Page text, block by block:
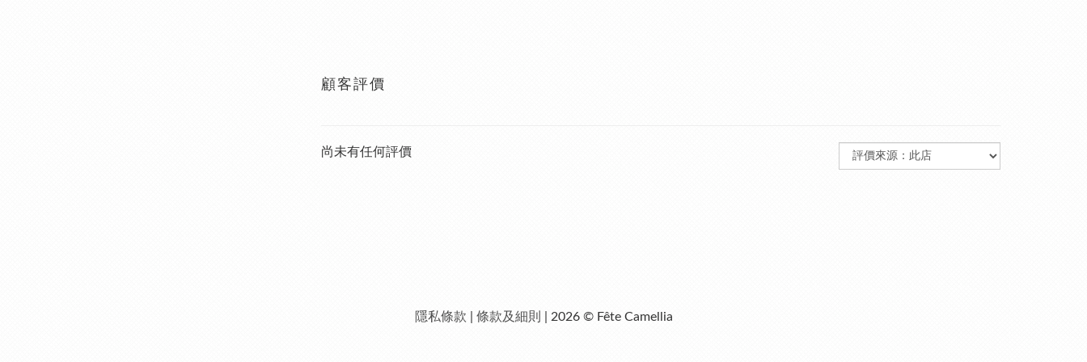
顧客評價
尚未有任何評價
隱私條款 條款及細則 | 2026 © Fête Camellia